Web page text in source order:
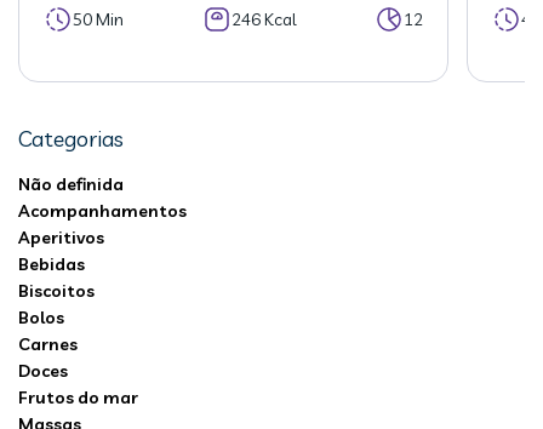
50 Min 246 Kcal 12
Categorias
Não definida
Acompanhamentos
Aperitivos
Bebidas
Biscoitos
Bolos
Carnes
Doces
Frutos do mar
Massas